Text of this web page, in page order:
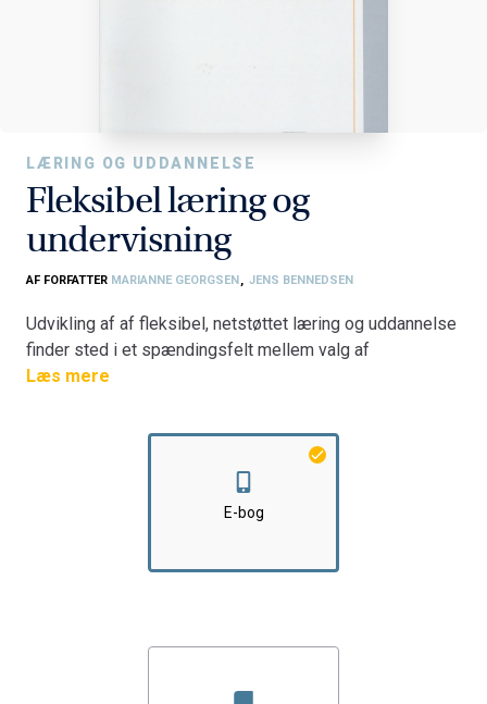
LÆRING OG UDDANNELSE
Fleksibel læring og
undervisning
AF FORFATTER MARIANNE GEORGSEN, JENS BENNEDSEN
Udvikling af af fleksibel, netstøttet læring og uddannelse
finder sted i et spændingsfelt mellem valg af
pædagogik, teknologi og læringsmaterialer. Derfor har
Hvordan ønsker jeg at undervise og tilrettelægge
læreprocesserne? - Hvorvidt og hvordan kan teknologi
understøtte læring, kommunikation og samarbejde? -
Hvordan kan læringsmaterialerne udvikles, gøres
læringsformer ved fire danske universiteter.
Læs mere
E-bog